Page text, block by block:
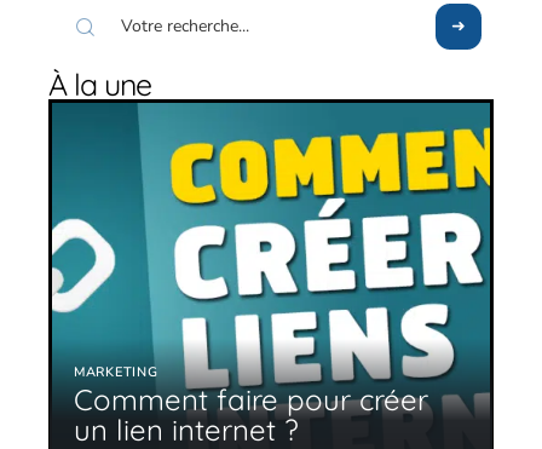
À la une
MARKETING
Comment faire pour créer
un lien internet ?